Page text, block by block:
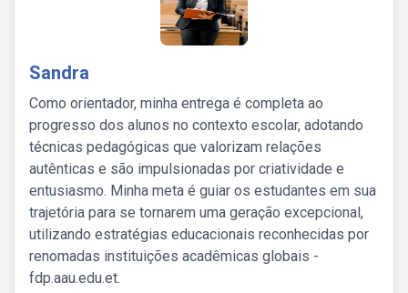
Sandra
Como orientador, minha entrega é completa ao
progresso dos alunos no contexto escolar, adotando
técnicas pedagógicas que valorizam relações
autênticas e são impulsionadas por criatividade e
entusiasmo. Minha meta é guiar os estudantes em sua
trajetória para se tornarem uma geração excepcional,
utilizando estratégias educacionais reconhecidas por
renomadas instituições acadêmicas globais -
fdp.aau.edu.et.